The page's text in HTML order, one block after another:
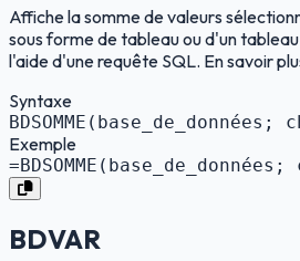
Affiche la somme de valeurs
sous forme de tableau ou d'un
l'aide d'une requête SQL. En savoir
Syntaxe
Exemple
BDVAR